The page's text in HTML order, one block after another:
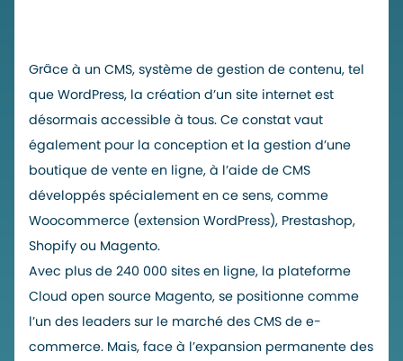
Grâce à un CMS, système de gestion de contenu, tel
que WordPress, la création d’un site internet est
désormais accessible à tous. Ce constat vaut
également pour la conception et la gestion d’une
boutique de vente en ligne, à l’aide de CMS
développés spécialement en ce sens, comme
Woocommerce (extension WordPress), Prestashop,
Shopify ou Magento.
Avec plus de 240 000 sites en ligne, la plateforme
Cloud open source Magento, se positionne comme
l’un des leaders sur le marché des CMS de e-
commerce. Mais, face à l’expansion permanente des